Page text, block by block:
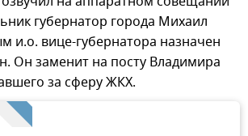
губернатор города Михаил
и.о. вице-губернатора назначен
Он заменит на посту Владимира
за сферу ЖКХ.